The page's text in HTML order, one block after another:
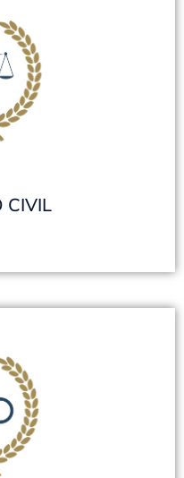
CIVIL
Conjunta - Divorcio
437 C.C.C.N.)
439 C.C.C.N) -
Conyugal -
de Aumento o
de Alimentos -
los Hijos
- Debate Oral -
(PROBATION) -
(Particular
- Eximición de
Habeas Corpus -
de Contacto -
Tributario